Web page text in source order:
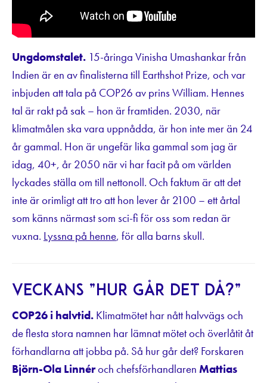
Ungdomstalet. 15-åringa Vinisha Umashankar från
Indien är en av finalisterna till Earthshot Prize, och var
inbjuden att tala på COP26 av prins William. Hennes
tal är rakt på sak – hon är framtiden. 2030, när
klimatmålen ska vara uppnådda, är hon inte mer än 24
år gammal. Hon är ungefär lika gammal som jag är
idag, 40+, år 2050 när vi har facit på om världen
lyckades ställa om till nettonoll. Och faktum är att det
inte är orimligt att tro att hon lever år 2100 – ett årtal
som känns närmast som sci-fi för oss som redan är
vuxna. Lyssna på henne, för alla barns skull.
Veckans ”hur går det då?”
COP26 i halvtid. Klimatmötet har nått halvvägs och
de flesta stora namnen har lämnat mötet och överlåtit åt
förhandlarna att jobba på. Så hur går det? Forskaren
Björn-Ola Linnéroch chefsförhandlaren Mattias